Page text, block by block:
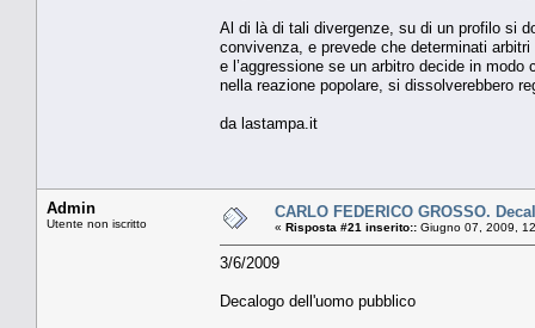
Al di là di tali divergenze, su di un profilo si
convivenza, e prevede che determinati
e l’aggressione se un arbitro decide in
nella reazione popolare, si dissolverebbero
da lastampa.it
Admin
Utente non iscritto
CARLO FEDERICO GROSSO.
« Risposta #21 inserito:: Giugno 07, 2009,
3/6/2009
Decalogo dell'uomo pubblico